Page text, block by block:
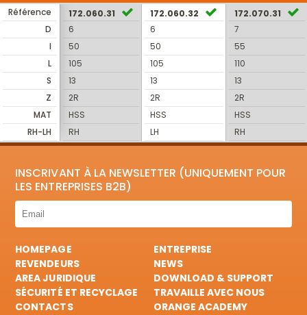
Référence
D
I
L
S
Z
MAT
RH-LH
172.060.31
6
50
105
13
2R
HSS
RH
172.060.32
6
50
105
13
2R
HSS
LH
172.070.31
7
55
110
13
2R
HSS
RH
INSCRIVANT À LA NEWSLETTER (UNIQUEMENT POUR
LES ENTREPRISES B2B)
HOMEPAGE
ENTREPRISE
REVENDEURS
NEWS
AREA JURIDIQUE
DOWNLOAD & SUPPORT
SÉCURITÉ ET RECYCLAGE
TRAVAILLE AVEC NOUS
CONTACTS
ORANGE ACADEMY